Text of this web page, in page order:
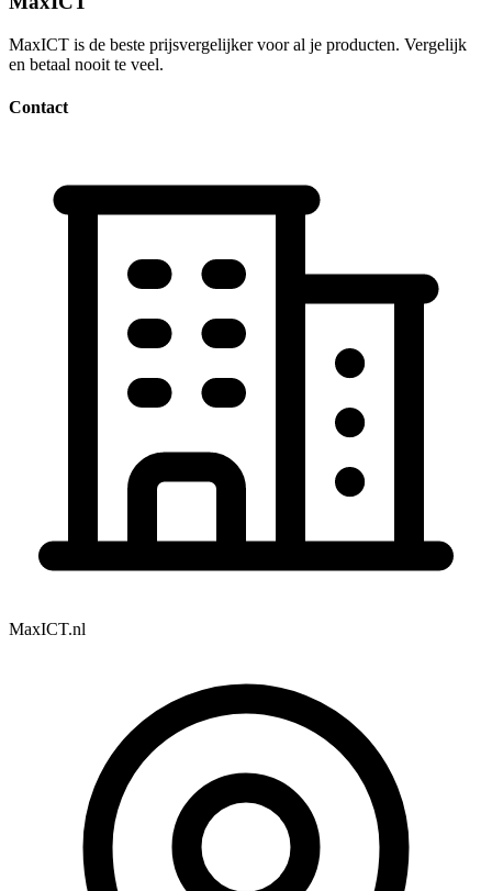
MaxICT is de beste prijsvergelijker voor al je producten. Vergelijk
en betaal nooit te veel.
Contact
MaxICT.nl